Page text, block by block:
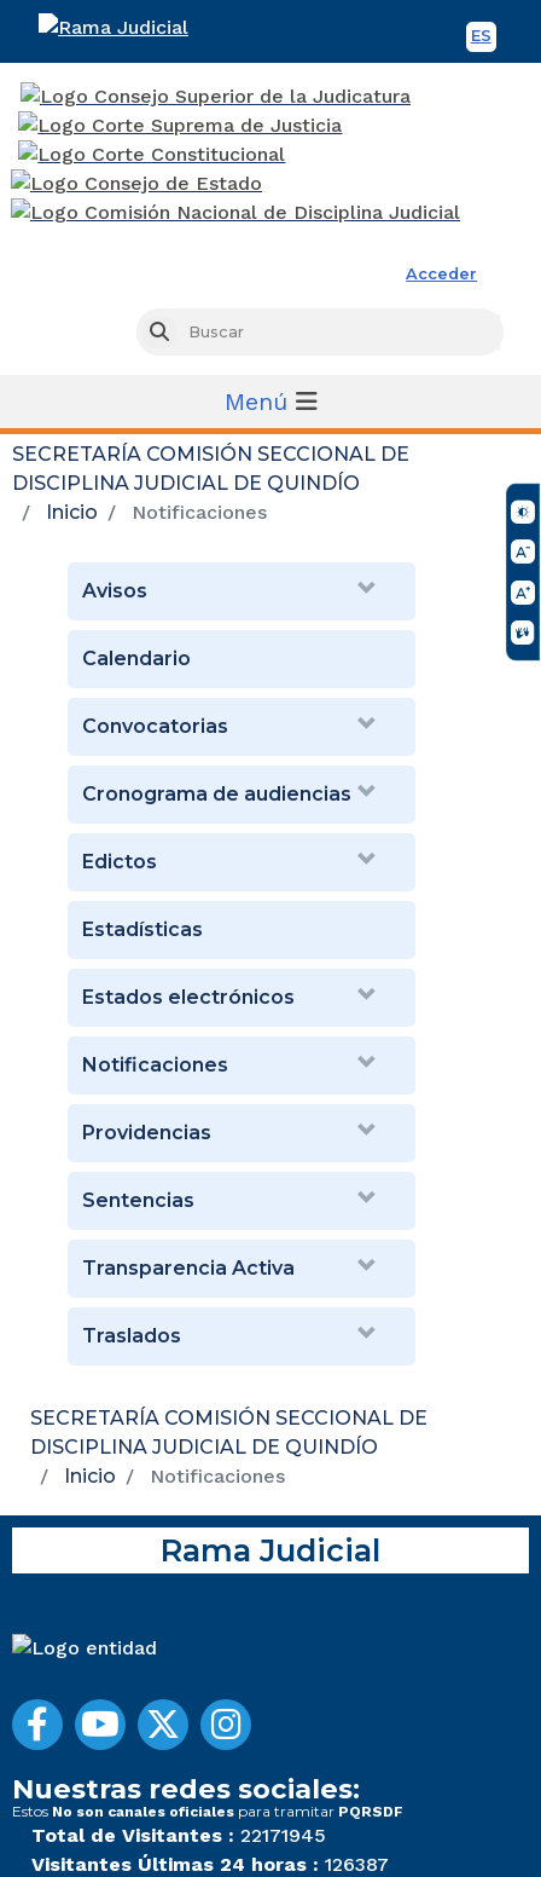
ES
Acceder
Buscar
Menú
SECRETARÍA COMISIÓN SECCIONAL DE
DISCIPLINA JUDICIAL DE QUINDÍO
Inicio
Notificaciones
Avisos
Calendario
Convocatorias
Cronograma de audiencias
Edictos
Estadísticas
Estados electrónicos
Notificaciones
Providencias
Sentencias
Transparencia Activa
Traslados
SECRETARÍA COMISIÓN SECCIONAL DE
DISCIPLINA JUDICIAL DE QUINDÍO
Inicio
Notificaciones
Rama Judicial
Nuestras redes sociales:
Estos No son canales oficiales para tramitar PQRSDF
Total de Visitantes : 22171945
Visitantes Últimas 24 horas : 126387